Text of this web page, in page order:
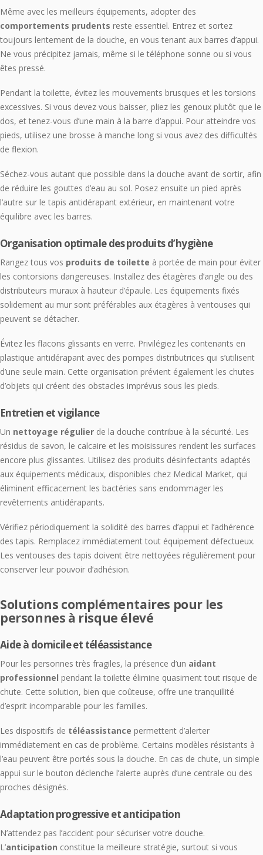
Même avec les meilleurs équipements, adopter des
comportements prudents reste essentiel. Entrez et sortez
toujours lentement de la douche, en vous tenant aux barres d’appui.
Ne vous précipitez jamais, même si le téléphone sonne ou si vous
êtes pressé.
Pendant la toilette, évitez les mouvements brusques et les torsions
excessives. Si vous devez vous baisser, pliez les genoux plutôt que le
dos, et tenez-vous d’une main à la barre d’appui. Pour atteindre vos
pieds, utilisez une brosse à manche long si vous avez des difficultés
de flexion.
Séchez-vous autant que possible dans la douche avant de sortir, afin
de réduire les gouttes d’eau au sol. Posez ensuite un pied après
l’autre sur le tapis antidérapant extérieur, en maintenant votre
équilibre avec les barres.
Organisation optimale des produits d’hygiène
Rangez tous vos produits de toilette à portée de main pour éviter
les contorsions dangereuses. Installez des étagères d’angle ou des
distributeurs muraux à hauteur d’épaule. Les équipements fixés
solidement au mur sont préférables aux étagères à ventouses qui
peuvent se détacher.
Évitez les flacons glissants en verre. Privilégiez les contenants en
plastique antidérapant avec des pompes distributrices qui s’utilisent
d’une seule main. Cette organisation prévient également les chutes
d’objets qui créent des obstacles imprévus sous les pieds.
Entretien et vigilance
Un nettoyage régulier de la douche contribue à la sécurité. Les
résidus de savon, le calcaire et les moisissures rendent les surfaces
encore plus glissantes. Utilisez des produits désinfectants adaptés
aux équipements médicaux, disponibles chez Medical Market, qui
éliminent efficacement les bactéries sans endommager les
revêtements antidérapants.
Vérifiez périodiquement la solidité des barres d’appui et l’adhérence
des tapis. Remplacez immédiatement tout équipement défectueux.
Les ventouses des tapis doivent être nettoyées régulièrement pour
conserver leur pouvoir d’adhésion.
Solutions complémentaires pour les
personnes à risque élevé
Aide à domicile et téléassistance
Pour les personnes très fragiles, la présence d’un aidant
professionnel pendant la toilette élimine quasiment tout risque de
chute. Cette solution, bien que coûteuse, offre une tranquillité
d’esprit incomparable pour les familles.
Les dispositifs de téléassistance permettent d’alerter
immédiatement en cas de problème. Certains modèles résistants à
l’eau peuvent être portés sous la douche. En cas de chute, un simple
appui sur le bouton déclenche l’alerte auprès d’une centrale ou des
proches désignés.
Adaptation progressive et anticipation
N’attendez pas l’accident pour sécuriser votre douche.
L’anticipation constitue la meilleure stratégie, surtout si vous